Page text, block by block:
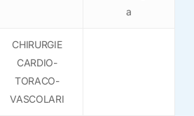
a
CHIRURGIE
CARDIO-
TORACO-
VASCOLARI